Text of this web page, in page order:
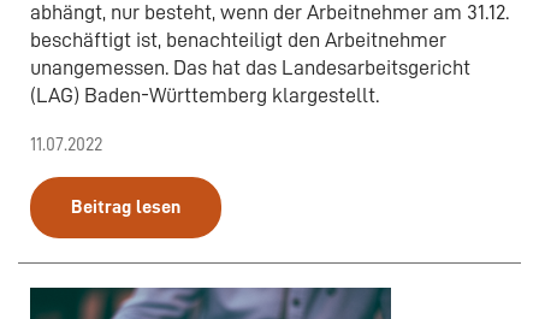
abhängt, nur besteht, wenn der Arbeitnehmer am 31.12.
beschäftigt ist, benachteiligt den Arbeitnehmer
unangemessen. Das hat das Landesarbeitsgericht
(LAG) Baden-Württemberg klargestellt.
11.07.2022
Beitrag lesen